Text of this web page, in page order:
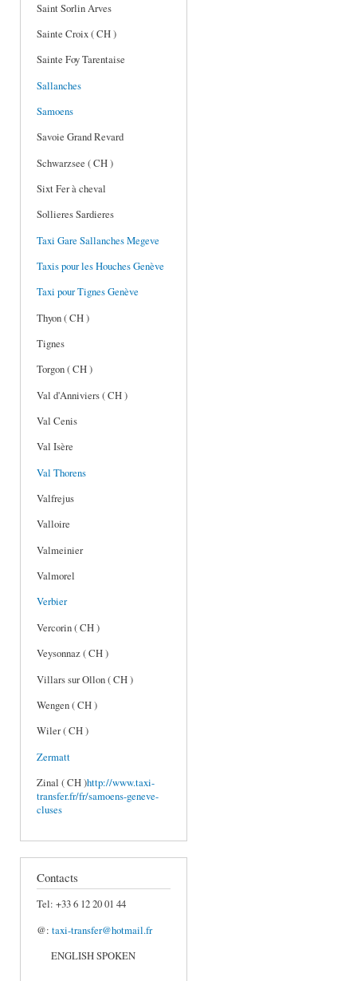
Saint Sorlin Arves
Sainte Croix ( CH )
Sainte Foy Tarentaise
Sallanches
Samoens
Savoie Grand Revard
Schwarzsee ( CH )
Sixt Fer à cheval
Sollieres Sardieres
Taxi Gare Sallanches Megeve
Taxis pour les Houches Genève
Taxi pour Tignes Genève
Thyon ( CH )
Tignes
Torgon ( CH )
Val d'Anniviers ( CH )
Val Cenis
Val Isère
Val Thorens
Valfrejus
Valloire
Valmeinier
Valmorel
Verbier
Vercorin ( CH )
Veysonnaz ( CH )
Villars sur Ollon ( CH )
Wengen ( CH )
Wiler ( CH )
Zermatt
Zinal ( CH )http://www.taxi-
transfer.fr/fr/samoens-geneve-
cluses
Contacts
Tel: +33 6 12 20 01 44
@: taxi-transfer@hotmail.fr
ENGLISH SPOKEN